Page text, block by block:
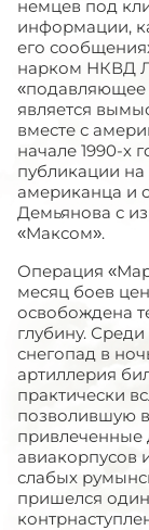
немцев под
информации,
его
нарком НКВД
«подавляющее
является
вместе с
начале 1990-х
публикации
американца и
Демьянова с
«Максом».
Операция
месяц боев
освобождена
глубину.
снегопад в
артиллерия
практически
позволившую
привлеченные
авиакорпусов
слабых
пришелся